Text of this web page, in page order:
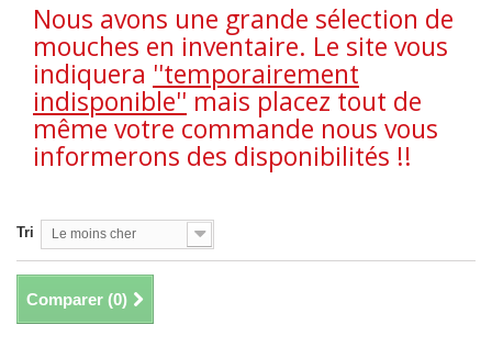
Nous avons une grande sélection de
mouches en inventaire. Le site vous
indiquera ''temporairement
indisponible'' mais placez tout de
même votre commande nous vous
informerons des disponibilités !!
Tri Le moins cher
Comparer (0)